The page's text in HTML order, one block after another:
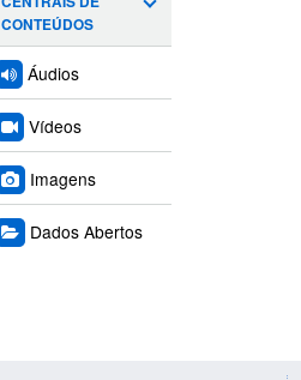
CONTEÚDOS
Áudios
Vídeos
Imagens
Dados Abertos